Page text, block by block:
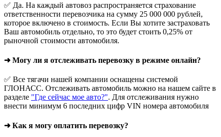
✅ Да. На каждый автовоз распространяется страхование
ответственности перевозчика на сумму 25 000 000 рублей,
которое включено в стоимость. Если Вы хотите застраховать
Ваш автомобиль отдельно, то это будет стоить 0,25% от
рыночной стоимости автомобиля.
➜ Могу ли я отслеживать перевозку в режиме онлайн?
✅ Все тягачи нашей компании оснащены системой
ГЛОНАСС. Отслеживать автомобиль можно на нашем сайте в
разделе "Где сейчас мое авто?". Для отслеживания нужно
внести минимум 6 последних цифр VIN номера автомобиля
➜ Как я могу оплатить перевозку?